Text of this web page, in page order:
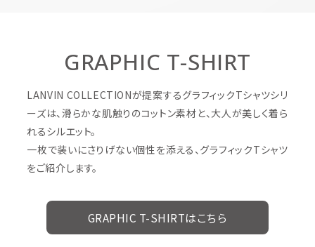
GRAPHIC T-SHIRT
LANVIN COLLECTIONが提案するグラフィックTシャツシリ
ーズは、滑らかな肌触りのコットン素材と、大人が美しく着ら
れるシルエット。
一枚で装いにさりげない個性を添える、グラフィックTシャツ
をご紹介します。
GRAPHIC T-SHIRTはこちら